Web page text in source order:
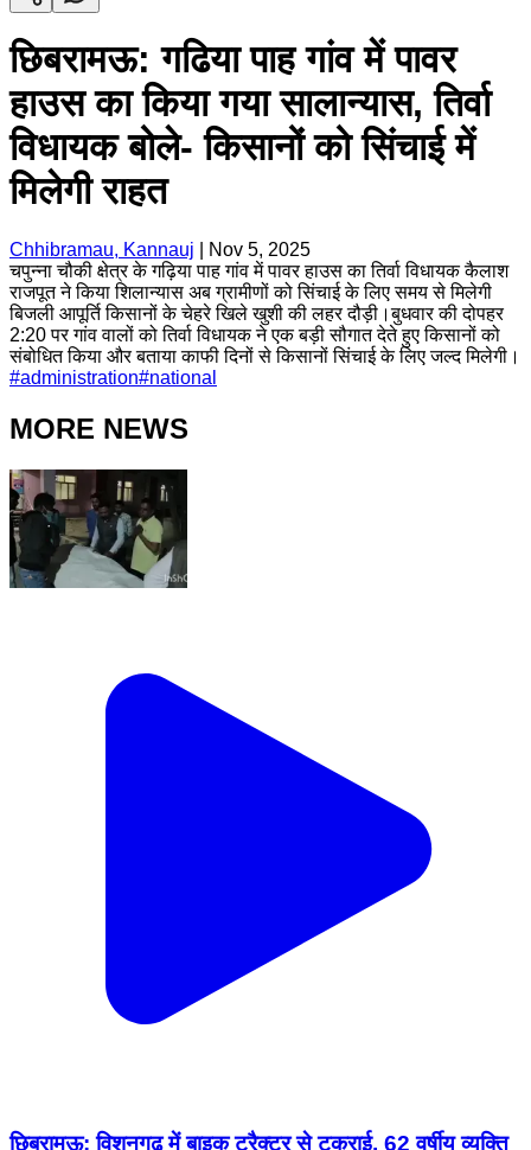
छिबरामऊ: गढिया पाह गांव में पावर
हाउस का किया गया सालान्यास, तिर्वा
विधायक बोले- किसानों को सिंचाई में
मिलेगी राहत
Chhibramau, Kannauj
Nov 5, 2025
चपुन्ना चौकी क्षेत्र के गढ़िया पाह गांव में पावर हाउस का तिर्वा विधायक कैलाश
राजपूत ने किया शिलान्यास अब ग्रामीणों को सिंचाई के लिए समय से मिलेगी
बिजली आपूर्ति किसानों के चेहरे खिले खुशी की लहर दौड़ी।बुधवार की दोपहर
2:20 पर गांव वालों को तिर्वा विधायक ने एक बड़ी सौगात देते हुए किसानों को
संबोधित किया और बताया काफी दिनों से किसानों सिंचाई के लिए जल्द मिलेगी।
#administration#national
MORE NEWS
छिबरामऊ: विशुनगढ़ में बाइक ट्रैक्टर से टकराई, 62 वर्षीय व्यक्ति